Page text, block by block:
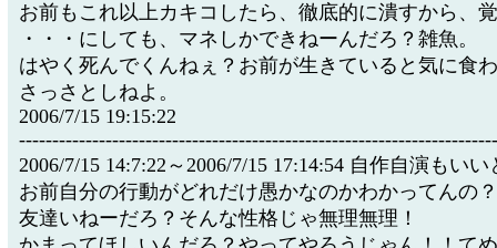
お前もこれ以上カキコしたら、徹底的に潰すから、
・・・にしても、マネしかできねーんだろ？雑魚。
はやく死んでくんねぇ？お前が生きていると気に食
さっさとしねよ。
2006/7/15 19:15:22
2006/7/15 14:7:22～2006/7/15 17:14:54 自作自演もい
お前自分の行動がどれだけ愚かなのかわかってんの？
友達いねーだろ？そんな性格じゃ無理無理！